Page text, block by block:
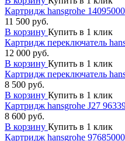
Картридж hansgrohe 14095000
11 500 руб.
В корзину Купить в 1 клик
Картридж переключатель
12 000 руб.
В корзину Купить в 1 клик
Картридж переключатель
8 500 руб.
В корзину Купить в 1 клик
Картридж hansgrohe J27
8 600 руб.
В корзину Купить в 1 клик
Картридж hansgrohe